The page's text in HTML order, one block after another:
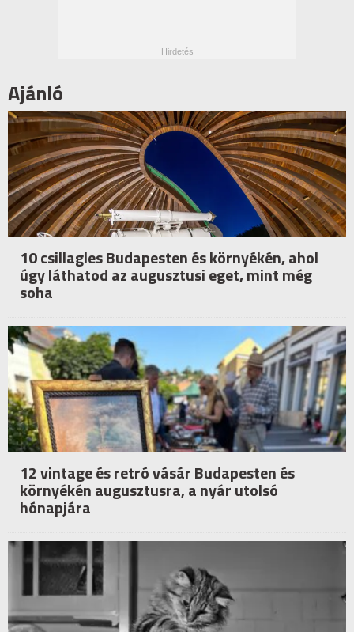
Ajánló
10 csillagles Budapesten és környékén, ahol
úgy láthatod az augusztusi eget, mint még
soha
12 vintage és retró vásár Budapesten és
környékén augusztusra, a nyár utolsó
hónapjára